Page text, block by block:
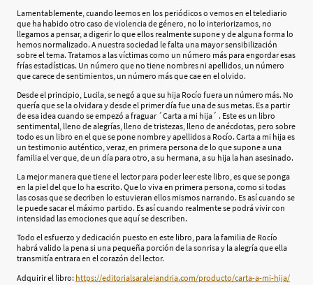
Lamentablemente, cuando leemos en los periódicos o vemos en el telediario
que ha habido otro caso de violencia de género, no lo interiorizamos, no
llegamos a pensar, a digerir lo que ellos realmente supone y de alguna forma lo
hemos normalizado. A nuestra sociedad le falta una mayor sensibilización
sobre el tema. Tratamos a las víctimas como un número más para engordar esas
frías estadísticas. Un número que no tiene nombres ni apellidos, un número
que carece de sentimientos, un número más que cae en el olvido.
Desde el principio, Lucila, se negó a que su hija Rocío fuera un número más. No
quería que se la olvidara y desde el primer día fue una de sus metas. Es a partir
de esa idea cuando se empezó a fraguar ´Carta a mi hija´ . Este es un libro
sentimental, lleno de alegrías, lleno de tristezas, lleno de anécdotas, pero sobre
todo es un libro en el que se pone nombre y apellidos a Rocío. Carta a mi hija es
un testimonio auténtico, veraz, en primera persona de lo que supone a una
familia el ver que, de un día para otro, a su hermana, a su hija la han asesinado.
La mejor manera que tiene el lector para poder leer este libro, es que se ponga
en la piel del que lo ha escrito. Que lo viva en primera persona, como si todas
las cosas que se decriben lo estuvieran ellos mismos narrando. Es así cuando se
le puede sacar el máximo partido. Es así cuando realmente se podrá vivir con
intensidad las emociones que aquí se describen.
Todo el esfuerzo y dedicación puesto en este libro, para la familia de Rocío
habrá valido la pena si una pequeña porción de la sonrisa y la alegría que ella
transmitía entrara en el corazón del lector.
Adquirir el libro: https://editorialsaralejandria.com/producto/carta-a-mi-hija/